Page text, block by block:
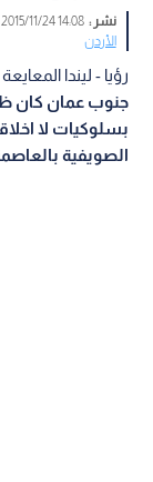
نشر :14:08 2015/11/24
الأردن
رؤيا - ليندا
جنوب عمان كان
بسلوكيات لا
الصويفية